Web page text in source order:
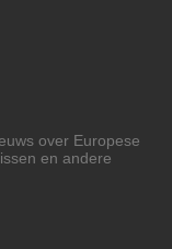
over Europese
en andere